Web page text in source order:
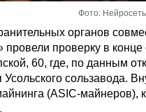
Фото: Нейросеть
органов
провели проверку в
60, где, по данным
сользавода.
(ASIC-майнеров),